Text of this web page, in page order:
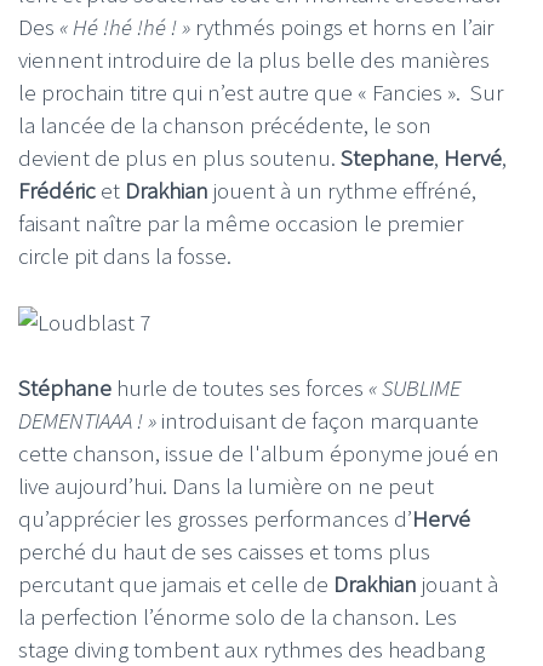
Des « Hé !hé !hé ! » rythmés poings et horns en l’air
viennent introduire de la plus belle des manières
le prochain titre qui n’est autre que « Fancies ». Sur
la lancée de la chanson précédente, le son
devient de plus en plus soutenu. Stephane, Hervé,
Frédéric et Drakhian jouent à un rythme effréné,
faisant naître par la même occasion le premier
circle pit dans la fosse.
Stéphane hurle de toutes ses forces « SUBLIME
DEMENTIAAA ! » introduisant de façon marquante
cette chanson, issue de l'album éponyme joué en
live aujourd’hui. Dans la lumière on ne peut
qu’apprécier les grosses performances d’Hervé
perché du haut de ses caisses et toms plus
percutant que jamais et celle de Drakhian jouant à
la perfection l’énorme solo de la chanson. Les
stage diving tombent aux rythmes des headbang